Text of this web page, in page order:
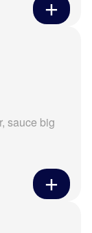
sauce big